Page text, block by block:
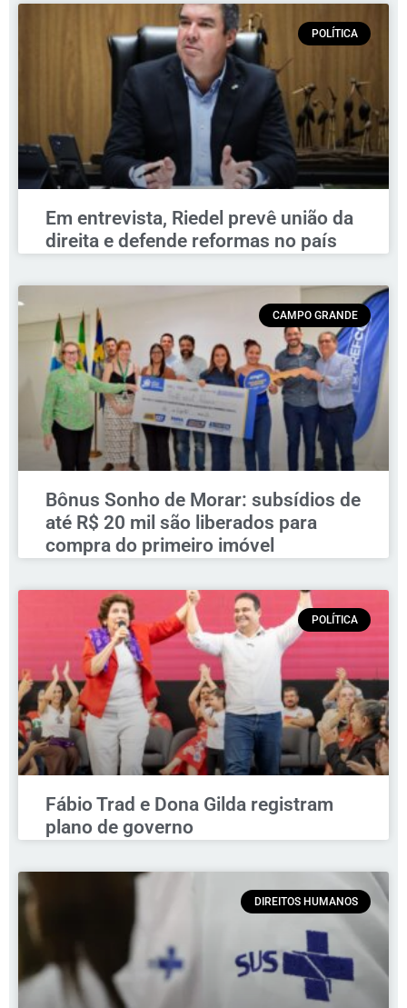
POLÍTICA
Em entrevista, Riedel prevê união da
direita e defende reformas no país
CAMPO GRANDE
Bônus Sonho de Morar: subsídios de
até R$ 20 mil são liberados para
compra do primeiro imóvel
POLÍTICA
Fábio Trad e Dona Gilda registram
plano de governo
DIREITOS HUMANOS